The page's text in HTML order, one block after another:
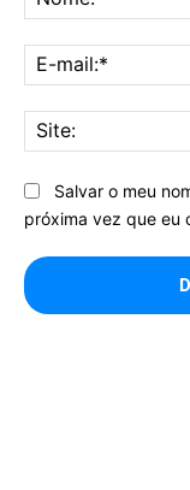
Salvar o meu
próxima vez que eu